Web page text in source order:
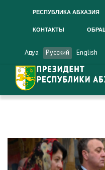
РЕСПУБЛИКА АБХАЗИЯ
КОНТАКТЫ
Аԥсуа Русский English